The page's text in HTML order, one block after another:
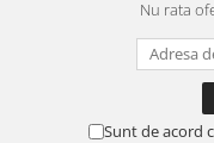
Nu rata
Sunt de acord